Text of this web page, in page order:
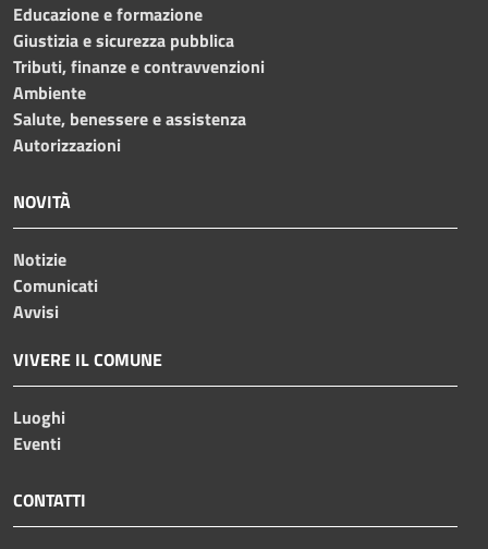
Educazione e formazione
Giustizia e sicurezza pubblica
Tributi, finanze e contravvenzioni
Ambiente
Salute, benessere e assistenza
Autorizzazioni
NOVITÀ
Notizie
Comunicati
Avvisi
VIVERE IL COMUNE
Luoghi
Eventi
CONTATTI